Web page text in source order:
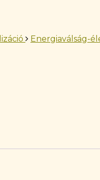
Energiaválság-